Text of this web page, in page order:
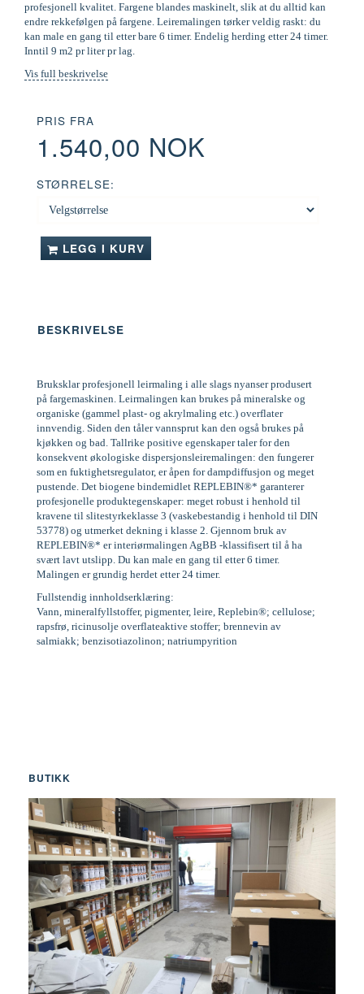
profesjonell kvalitet. Fargene blandes maskinelt, slik at du alltid kan
endre rekkefølgen på fargene. Leiremalingen tørker veldig raskt: du
kan male en gang til etter bare 6 timer. Endelig herding etter 24 timer.
Inntil 9 m2 pr liter pr lag.
Vis full beskrivelse
PRIS FRA
1.540,00 NOK
STØRRELSE:
LEGG I KURV
BESKRIVELSE
Bruksklar profesjonell leirmaling i alle slags nyanser produsert
på fargemaskinen. Leirmalingen kan brukes på mineralske og
organiske (gammel plast- og akrylmaling etc.) overflater
innvendig. Siden den tåler vannsprut kan den også brukes på
kjøkken og bad. Tallrike positive egenskaper taler for den
konsekvent økologiske dispersjonsleiremalingen: den fungerer
som en fuktighetsregulator, er åpen for dampdiffusjon og meget
pustende. Det biogene bindemidlet REPLEBIN®* garanterer
profesjonelle produktegenskaper: meget robust i henhold til
kravene til slitestyrkeklasse 3 (vaskebestandig i henhold til DIN
53778) og utmerket dekning i klasse 2. Gjennom bruk av
REPLEBIN®* er interiørmalingen AgBB -klassifisert til å ha
svært lavt utslipp. Du kan male en gang til etter 6 timer.
Malingen er grundig herdet etter 24 timer.
Fullstendig innholdserklæring:
Vann, mineralfyllstoffer, pigmenter, leire, Replebin®; cellulose;
rapsfrø, ricinusolje overflateaktive stoffer; brennevin av
salmiakk; benzisotiazolinon; natriumpyrition
BUTIKK